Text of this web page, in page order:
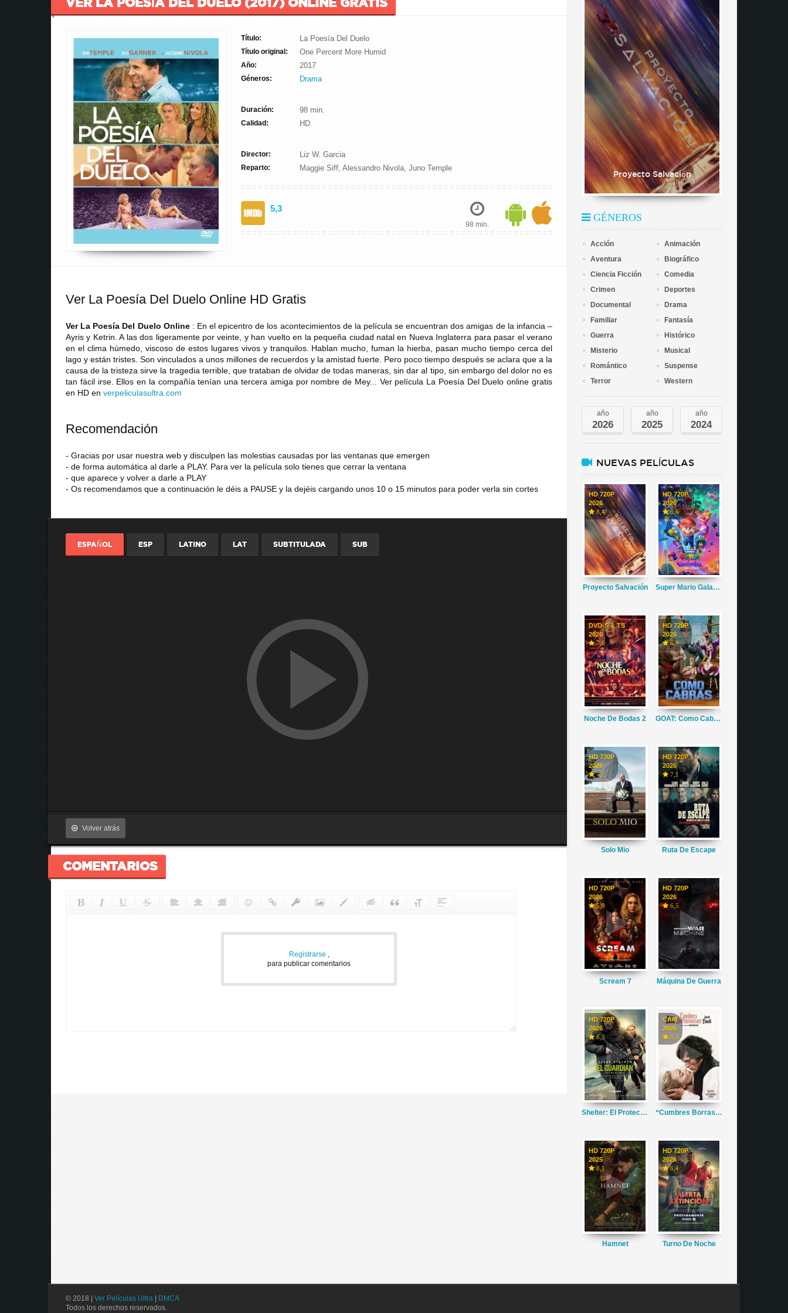
Título: La Poesía Del Duelo
Título original: One Percent More Humid
Año: 2017
Géneros: Drama
Duración: 98 min.
Calidad: HD
Director: Liz W. Garcia
Reparto: Maggie Siff, Alessandro Nivola, Juno Temple
5,3
98 min.
Ver La Poesía Del Duelo Online HD Gratis
Ver La Poesía Del Duelo Online : En el epicentro de los acontecimientos de la película se encuentran dos amigas de la infancia –
Ayris y Ketrin. A las dos ligeramente por veinte, y han vuelto en la pequeña ciudad natal en Nueva Inglaterra para pasar el verano
en el clima húmedo, viscoso de estos lugares vivos y tranquilos. Hablan mucho, fuman la hierba, pasan mucho tiempo cerca del
lago y están tristes. Son vinculados a unos millones de recuerdos y la amistad fuerte. Pero poco tiempo después se aclara que a la
causa de la tristeza sirve la tragedia terrible, que trataban de olvidar de todas maneras, sin dar al tipo, sin embargo del dolor no es
tan fácil irse. Ellos en la compañía tenían una tercera amiga por nombre de Mey... Ver película La Poesía Del Duelo online gratis
en HD en verpeliculasultra com
Recomendación
- Gracias por usar nuestra web y disculpen las molestias causadas por las ventanas que emergen
- de forma automática al darle a PLAY. Para ver la película solo tienes que cerrar la ventana
- que aparece y volver a darle a PLAY
- Os recomendamos que a continuación le déis a PAUSE y la dejéis cargando unos 10 o 15 minutos para poder verla sin cortes
ESPAÑOL ESP LATINO LAT SUBTITULADA SUB
Volver atrás
COMENTARIOS
Registrarse ,
para publicar comentarios
Proyecto Salvación
GÉNEROS
Acción
Animación
Aventura
Biográfico
Ciencia Ficción
Comedia
Crimen
Deportes
Documental
Drama
Familiar
Fantasía
Guerra
Histórico
Misterio
Musical
Romántico
Suspense
Terror
Western
año
2026
año
2025
año
2024
NUEVAS PELÍCULAS
HD 720P
2026
8,4
Proyecto Salvación
HD 720P
2026
6,6
Super Mario Galaxy La Película
DVD-S & TS
2026
7,0
Noche De Bodas 2
HD 720P
2026
6,9
GOAT: Como Cabras
HD 720P
2026
7,2
Solo Mio
HD 720P
2026
7,1
Ruta De Escape
HD 720P
2026
5,9
Scream 7
HD 720P
2026
6,5
Máquina De Guerra
HD 720P
2026
6,3
Shelter: El Protector
CAM
2026
6,3
“Cumbres Borrascosas”
HD 720P
2025
8,1
Hamnet
HD 720P
2026
6,4
Turno De Noche
© 2018 | Ver Películas Ultra
DMCA
Todos los derechos reservados.